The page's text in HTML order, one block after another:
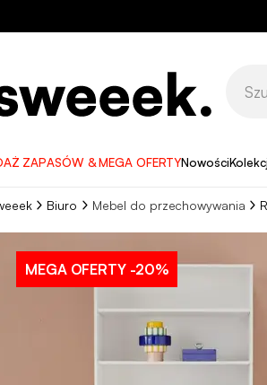
ZAPASÓW & MEGA OFERTYNowości
Biuro Mebel do przechowywania
MEGA OFERTY-20%